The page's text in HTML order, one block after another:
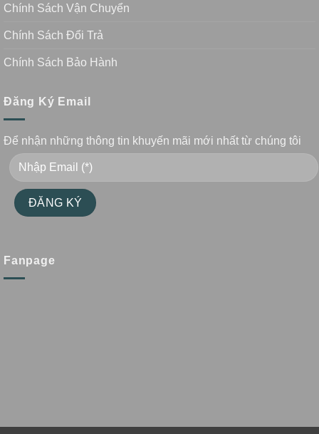
Chính Sách Vận Chuyển
Chính Sách Đổi Trả
Chính Sách Bảo Hành
Đăng Ký Email
Để nhận những thông tin khuyến mãi mới nhất từ chúng tôi
Fanpage